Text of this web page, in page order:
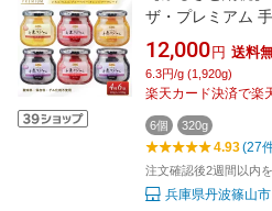
ザ・プレミアム
個セット 計1.9kg
不使用 | 手作りジ
ルーベリージャム
12,000 円 送料
6.3円/g (1,920g)
楽天カード決済で楽
6個 320g
4.93(27
注文確認後2週間以内
兵庫県丹波篠山市